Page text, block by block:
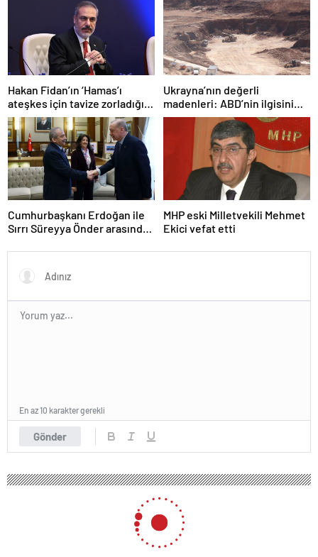
Hakan Fidan’ın ‘Hamas’ı
ateşkes için tavize zorladığı’
iddiasına yalanlama
Ukrayna’nın değerli
madenleri: ABD’nin ilgisini
çeken kritik kaynaklar
Cumhurbaşkanı Erdoğan ile
Sırrı Süreyya Önder arasında
MHP eski Milletvekili Mehmet
Ekici vefat etti
Gönder
En az 10 karakter gerekli